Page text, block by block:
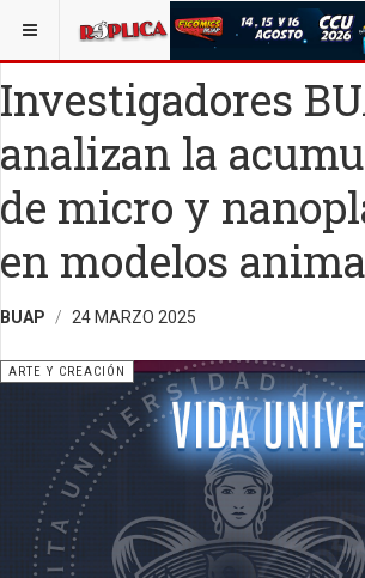
ESTÁ AQUÍ: ARTE OPINIÓN RÉPLICA
Investigadores
analizan la
de micro y
en modelos
BUAP 24 MARZO 2025
ARTE Y CREACIÓN